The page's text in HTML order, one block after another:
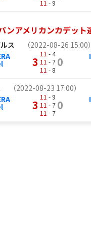
11 - 9
ンアメリカンカデット
ルス
（2022-08-26 15:00）
3
11 - 4
11 - 7
11 - 8
0
（2022-08-23 17:00）
3
11 - 9
11 - 7
11 - 7
0